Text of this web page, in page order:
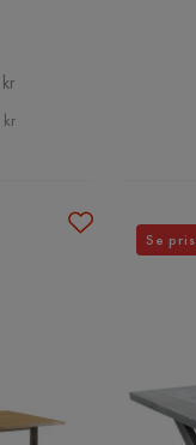
Se